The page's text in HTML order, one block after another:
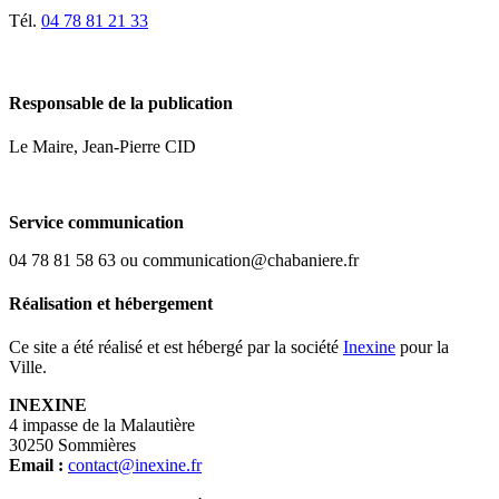
Tél. 04 78 81 21 33
Responsable de la publication
Le Maire, Jean-Pierre CID
Service communication
04 78 81 58 63 ou communication@chabaniere.fr
Réalisation et hébergement
Ce site a été réalisé et est hébergé par la société Inexine pour la
Ville.
INEXINE
4 impasse de la Malautière
30250 Sommières
Email : contact@inexine.fr